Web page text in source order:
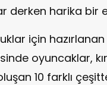
derken harika bir
için
oyuncaklar,
10 farklı